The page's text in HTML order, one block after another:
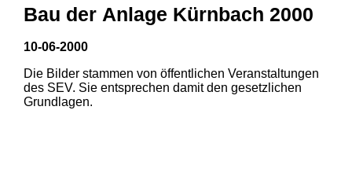
Bau der Anlage Kürnbach 2000
10-06-2000
Die Bilder stammen von öffentlichen Veranstaltungen
des SEV. Sie entsprechen damit den gesetzlichen
Grundlagen.